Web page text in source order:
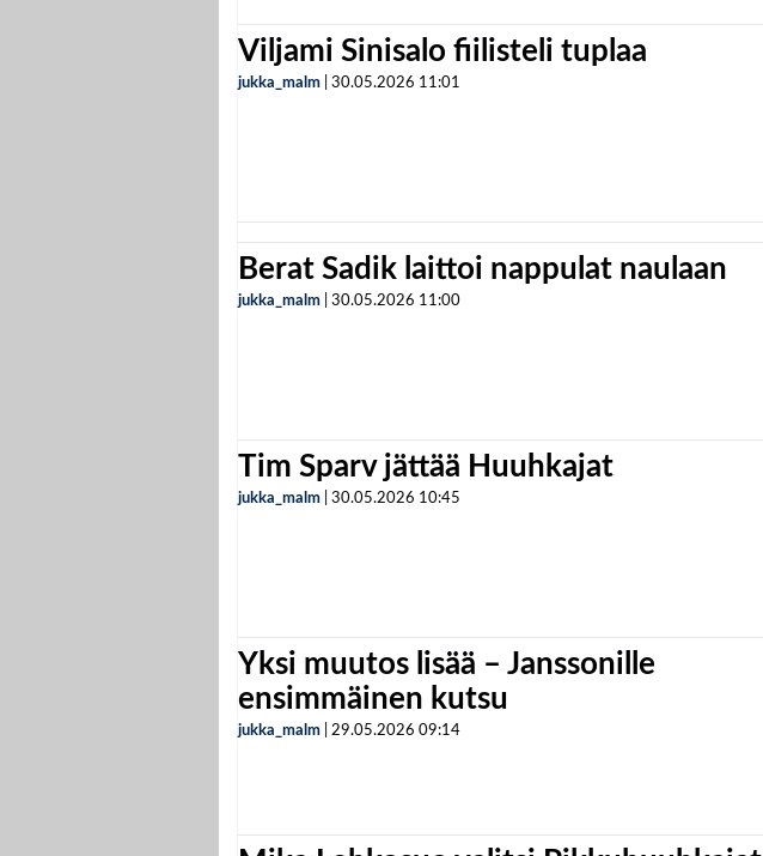
Viljami Sinisalo fiilisteli tuplaa
jukka_malm 30.05.2026 11:01
Berat Sadik laittoi nappulat naulaan
jukka_malm 30.05.2026 11:00
Tim Sparv jättää Huuhkajat
jukka_malm 30.05.2026 10:45
Yksi muutos lisää – Janssonille
ensimmäinen kutsu
jukka_malm 29.05.2026 09:14